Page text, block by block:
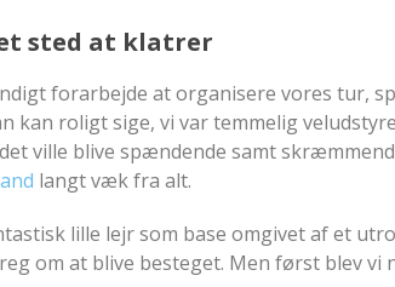
sted at klatrer
forarbejde at organisere vores tur,
kan roligt sige, vi var temmelig
ville blive spændende samt
langt væk fra alt.
lille lejr som base omgivet af et
om at blive besteget. Men først blev